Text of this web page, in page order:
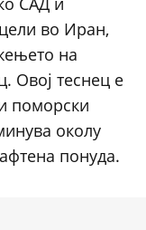
во Иран,
на
Овој теснец е
поморски
околу
понуда.